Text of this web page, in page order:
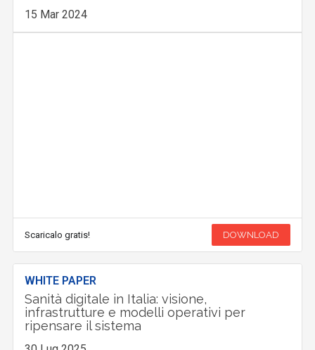
15 Mar 2024
Scaricalo gratis! DOWNLOAD
WHITE PAPER
Sanità digitale in Italia: visione,
infrastrutture e modelli operativi per
ripensare il sistema